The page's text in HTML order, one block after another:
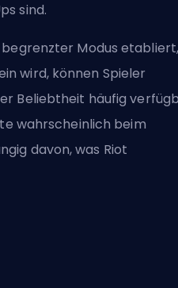
sind.
Modus
wird, können Spieler
Beliebtheit häufig
wahrscheinlich beim
davon, was Riot